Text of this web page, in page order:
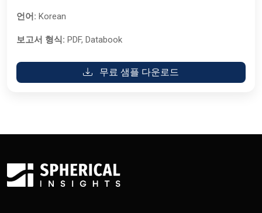
언어: Korean
보고서 형식: PDF, Databook
무료 샘플 다운로드